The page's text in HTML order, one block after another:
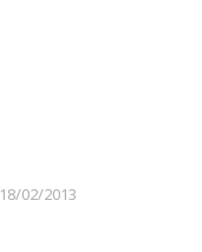
18/02/2013